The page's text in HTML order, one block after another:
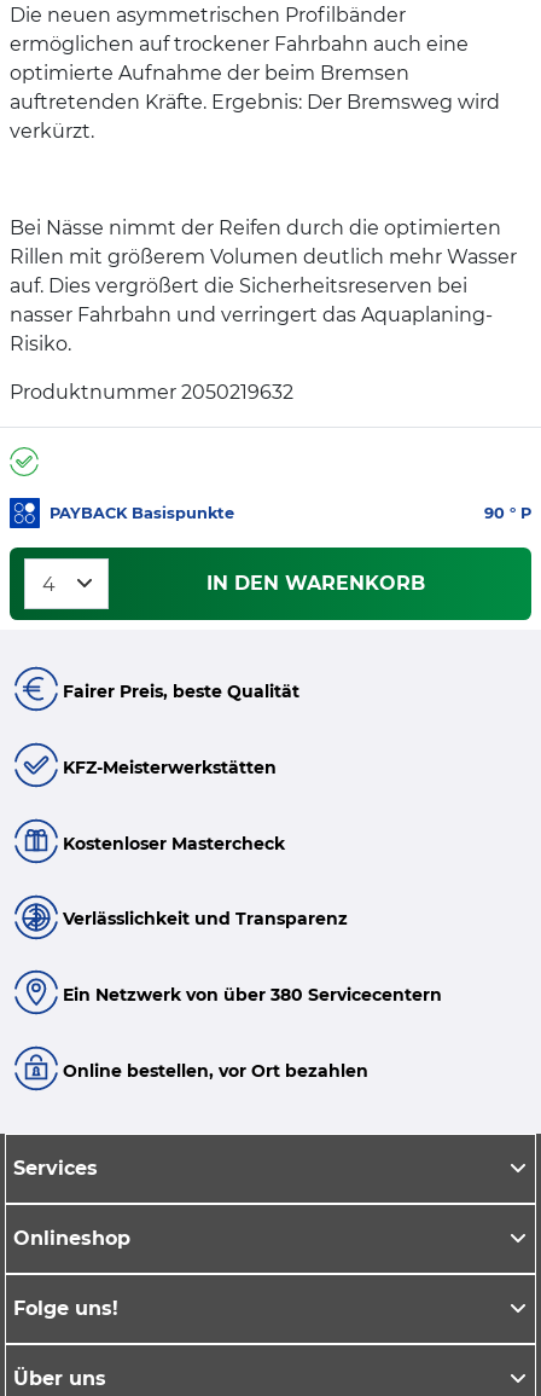
Die neuen asymmetrischen Profilbänder
ermöglichen auf trockener Fahrbahn auch eine
optimierte Aufnahme der beim Bremsen
auftretenden Kräfte. Ergebnis: Der Bremsweg wird
verkürzt.
Bei Nässe nimmt der Reifen durch die optimierten
Rillen mit größerem Volumen deutlich mehr Wasser
auf. Dies vergrößert die Sicherheitsreserven bei
nasser Fahrbahn und verringert das Aquaplaning-
Risiko.
Produktnummer 2050219632
PAYBACK Basispunkte 90 ° P
IN DEN WARENKORB
Fairer Preis, beste Qualität
KFZ-Meisterwerkstätten
Kostenloser Mastercheck
Verlässlichkeit und Transparenz
Ein Netzwerk von über 380 Servicecentern
Online bestellen, vor Ort bezahlen
Services
Onlineshop
Folge uns!
Über uns